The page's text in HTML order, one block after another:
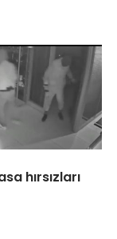
hırsızları